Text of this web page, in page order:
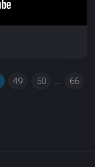
49 50 ...
66